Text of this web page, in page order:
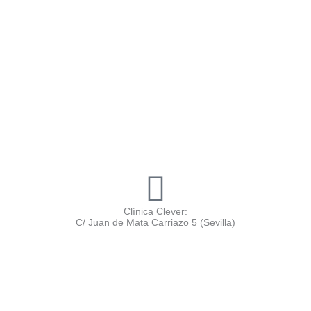
Clínica Clever:
C/ Juan de Mata Carriazo 5 (Sevilla)